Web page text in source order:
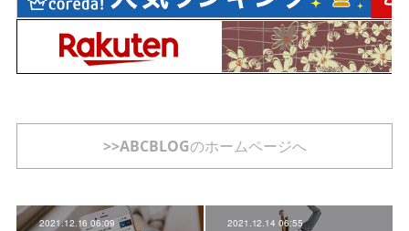
>>ABCBLOGのホームページへ
2021.12.16 06:09 2021.12.14 06:55